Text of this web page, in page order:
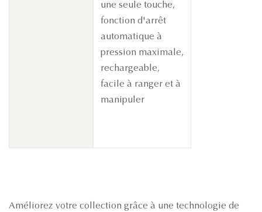
une seule touche,
fonction d'arrêt
automatique à
pression maximale,
rechargeable,
facile à ranger et à
manipuler
Améliorez votre collection grâce à une technologie de